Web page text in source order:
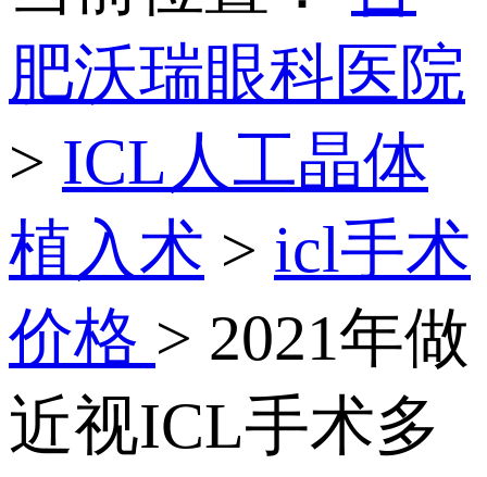
肥沃瑞眼科医院
> ICL人工晶体
植入术 > icl手术
价格 > 2021年做
近视ICL手术多